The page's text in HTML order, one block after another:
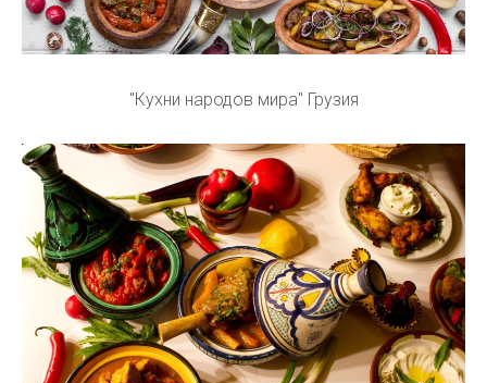
"Кухни народов мира" Грузия